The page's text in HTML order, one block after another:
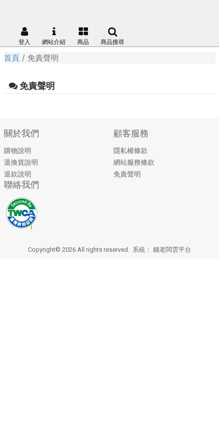
登入 網站介紹 商品 商品搜尋
首頁 免責聲明
免責聲明
關於我們
購物說明
退換貨說明
退款說明
顧客服務
隱私權條款
網站服務條款
免責聲明
聯絡我們
Copyright© 2026 All rights reserved. 系統： 錢老闆雲平台